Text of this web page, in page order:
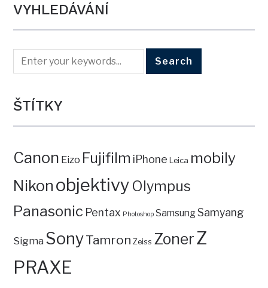
VYHLEDÁVÁNÍ
ŠTÍTKY
Canon Eizo Fujifilm iPhone Leica mobily
Nikon objektivy Olympus
Panasonic Pentax Photoshop SamsungSamyang
Sigma SonyTamron Zeiss ZonerZ
PRAXE